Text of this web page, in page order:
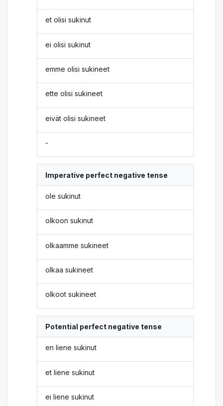
et olisi sukinut
ei olisi sukinut
emme olisi sukineet
ette olisi sukineet
eivät olisi sukineet
-
Imperative perfect negative tense
ole sukinut
olkoon sukinut
olkaamme sukineet
olkaa sukineet
olkoot sukineet
Potential perfect negative tense
en liene sukinut
et liene sukinut
ei liene sukinut